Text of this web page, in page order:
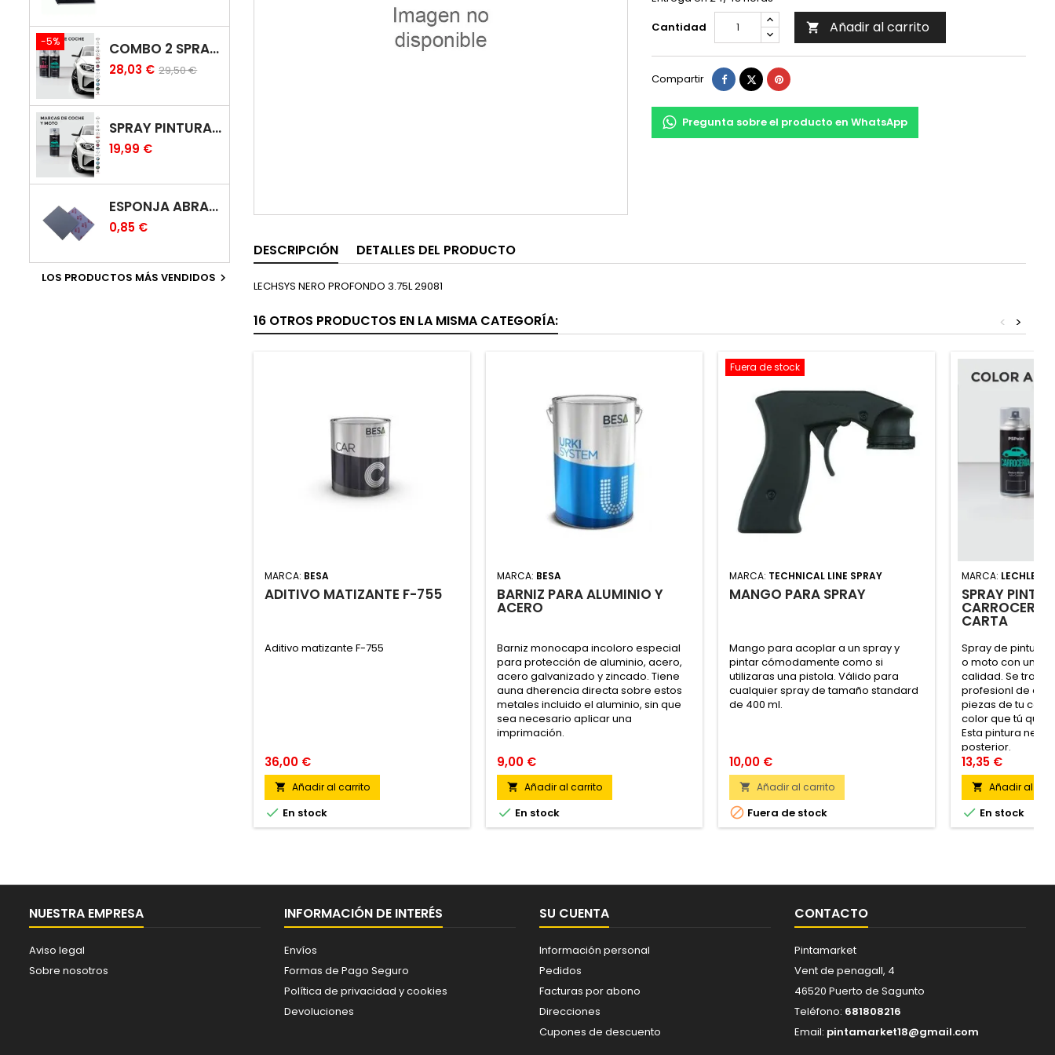
-5% COMBO 2 SPRAY: PINTURA COCHE + BARNIZ CARROCERÍA
28,03 € 29,50 €
SPRAY PINTURA COCHES COLOR ORIGINAL (BICAPA)
19,99 €
ESPONJA ABRASIVA
0,85 €
LOS PRODUCTOS MÁS VENDIDOS 
Cantidad
 Añadir al carrito
Compartir Compartir
TuitearPinterest
Pregunta sobre el producto en WhatsApp
DESCRIPCIÓN DETALLES DEL PRODUCTO
LECHSYS NERO PROFONDO 3.75L 29081
16 OTROS PRODUCTOS EN LA MISMA CATEGORÍA: >
<
MARCA: BESA
ADITIVO MATIZANTE F-755
Aditivo matizante F-755
36,00 €
 Añadir al carrito
 En stock
MARCA: BESA
BARNIZ PARA ALUMINIO Y
ACERO
Barniz monocapa incoloro especial
para protección de aluminio, acero,
acero galvanizado y zincado. Tiene
auna dherencia directa sobre estos
metales incluido el aluminio, sin que
sea necesario aplicar una
imprimación.
9,00 €
 Añadir al carrito
 En stock
Fuera de stock
MARCA: TECHNICAL LINE SPRAY
MANGO PARA SPRAY
Mango para acoplar a un spray y
pintar cómodamente como si
utilizaras una pistola. Válido para
cualquier spray de tamaño standard
de 400 ml.
10,00 €
 Añadir al carrito
 Fuera de stock
MARCA: LECHLER
SPRAY
CARROCERÍA
CARTA
Spray de pintura
o moto con una
calidad. Se trata
profesionl de
piezas de tu
color que tú
Esta pintura
posterior.
13,35 €
 Añadir al
 En stock
NUESTRA EMPRESA
Aviso legal
Sobre nosotros
INFORMACIÓN DE INTERÉS
Envíos
Formas de Pago Seguro
Política de privacidad y cookies
Devoluciones
SU CUENTA
Información personal
Pedidos
Facturas por abono
Direcciones
Cupones de descuento
CONTACTO
Pintamarket
Vent de penagall, 4
46520 Puerto de Sagunto
Teléfono: 681808216
Email: pintamarket18@gmail.com